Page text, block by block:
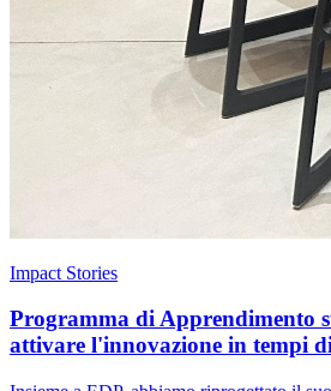
Impact Stories
Programma di Apprendimento
attivare l'innovazione in tempi